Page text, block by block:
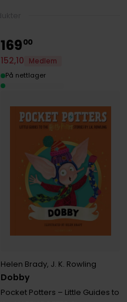
Dobby
Helen Brady, J. K. Rowling
Pocket Potters – Little Guides to
16900
152,10
Medlem
På nettlager